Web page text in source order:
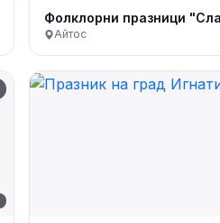
Фолклорни празници
Айтос